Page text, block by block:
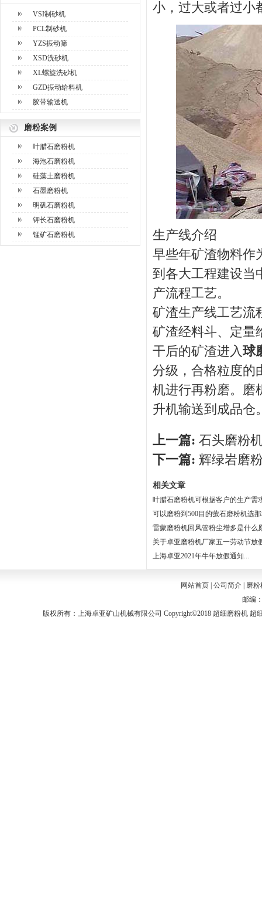
VSI制砂机
PCL制砂机
YZS振动筛
XSD洗砂机
XL螺旋洗砂机
GZD振动给料机
胶带输送机
磨粉案例
叶腊石磨粉机
海泡石磨粉机
硅藻土磨粉机
石墨磨粉机
明矾石磨粉机
钾长石磨粉机
锰矿石磨粉机
小，过大或者过小
生产线介绍
早些年矿渣物料作
到各大工程建设当
产流程工艺。
矿渣生产线工艺流
矿渣经料斗、定量
干后的矿渣进入球
分级，合格粒度的
机进行再粉磨。磨
升机输送到成品仓
上一篇: 石头磨粉
下一篇: 辉绿岩磨
相关文章
叶腊石磨粉机可根据客户的生产需
可以磨粉到500目的萤石磨粉机选
雷蒙磨粉机回风管粉尘增多是什么
关于卓亚磨粉机厂家五一劳动节放
上海卓亚2021年牛年放假通知...
网站首页 公司简介
磨粉
邮编
版权所有：上海卓亚矿山机械有限公司 Copyright©2018 超细磨粉机 超